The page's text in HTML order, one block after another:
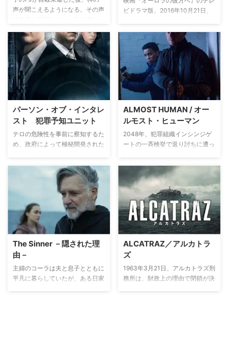
を重く見たリッチモンドは討論会
遺族や友人たちをも巻き込み、複
雑な人間模様が浮かび上がってく
る。
オリビア、ウォルター、ピーター
巨大で衝撃的な真実の氷山の一角
に過ぎないと知るのだった…。
声が聞こえるようになる。その声
つけ断罪せよと彼に語りかける。
怪しい牧師に勢いづけられたパー
ネルは凶暴で前科のある熱心な信
者KDと手を組み、私的制裁に乗
り出す。
ビドラマ版。2016年10月21日、
迎えた刑事レイミーは、落雷の影
響で突然動きだした古いアマチュ
ア無線機から、20年前の10月23
日に亡くなった父フランクの声を
聞く。レイミーと同じく刑事だっ
たフランクは潜入捜査のため家族
と疎遠になっていたが、犯罪組織
に寝返った末、暗殺されたと信じ
られていた。時空を超えて1996
年のフランクと交信できるように
なったレイミーは、父が潜入捜査
中に殺害されたという事実を伝
歴史を変えてしまった影響で、母
ジュリーが連続殺人鬼”ナイチン
ゲール・キラー”の餌食となって
いたのだ。ジュリーが殺害される
1997年1月までに、レイミーとフ
ランクは犯行を阻止せねばならな
いが…。
パーソン・オブ・インタレ
スト 犯罪予知ユニット
テロの危険性を事前に察知するた
め、政府によって極秘開発された
ン”。街中に張り巡らされた監視
カメラや携帯電話、GPSなどから
情報を得るそのシステムは、テロ
だけでなく、日常的に起こる凶悪
犯罪も予知したが、政府はそれら
を“無用の情報”として排除してい
た。マシンの開発者ハロルド・フ
ィンチは、政府が無用と判断した
情報を密かに入手。驚異的な戦闘
技能を誇る元CIAのジョン・リー
スをパートナーに迎え、一般市民
が巻き込まれる凶悪犯罪を未然に
ALMOST HUMAN / オー
ルモスト・ヒューマン
2048年、犯罪組織インシンジゲ
ートの一斉検挙で返り討ちに遭っ
ったこととパートナーが殺された
こと以外の記憶を失っていた。し
かし、長年の付き合いである上司
のサンドラ・マルドナド警部の指
令により、現場へ復帰することに
なる。この時代、名警官は、凶
悪・多発化する犯罪に対抗するた
め、アンドロイドとパートナーを
組むことを義務づけられていた。
アンドロイドをひどく嫌悪するジ
ョンだったが、予期せぬ情動反応
を示すということで製造中止とな
The Sinner －隠された理
由－
主婦のコーラは夫と息子とともに
平凡に暮らしていたが、ある日家
ALCATRAZ／アルカトラ
ズ
1963年3月21日、アルカトラズ刑
務所は、財政上の理由で閉鎖が決